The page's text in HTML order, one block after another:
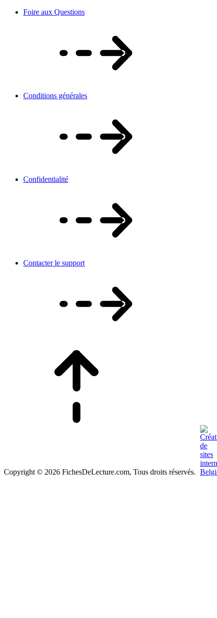
Foire aux Questions
Conditions générales
Confidentialité
Contacter le support
Copyright © 2026 FichesDeLecture.com, Tous droits réservés.